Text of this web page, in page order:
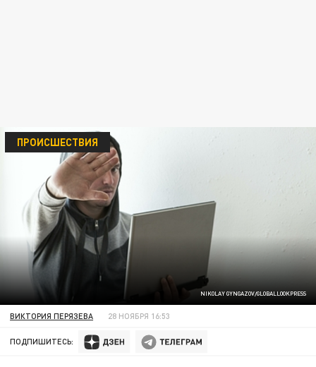
NIKOLAY GYNGAZOV/GLOBALLOOKPRESS
ПРОИСШЕСТВИЯ
ВИКТОРИЯ ПЕРЯЗЕВА 28 НОЯБРЯ 16:53
ПОДПИШИТЕСЬ: